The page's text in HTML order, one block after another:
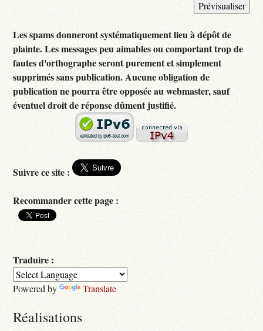
Les spams donneront systématiquement lieu à dépôt de
plainte. Les messages peu aimables ou comportant trop de
fautes d'orthographe seront purement et simplement
supprimés sans publication. Aucune obligation de
publication ne pourra être opposée au webmaster, sauf
éventuel droit de réponse dûment justifié.
Suivre ce site :
Recommander cette page :
Traduire :
Powered by Translate
Réalisations